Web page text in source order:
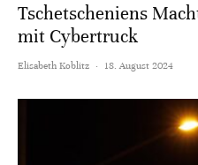
Tschetscheniens
mit Cybertruck
Elisabeth Koblitz · 18. August 2024